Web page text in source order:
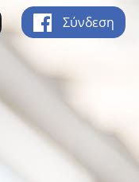
Σύνδεση